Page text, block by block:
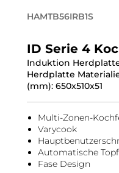
HAMTB56IRB1S
ID Serie 4
Induktion
Herdplatte
(mm): 650x510x51
Multi-Zonen-
Varycook
Automatische
Fase Design